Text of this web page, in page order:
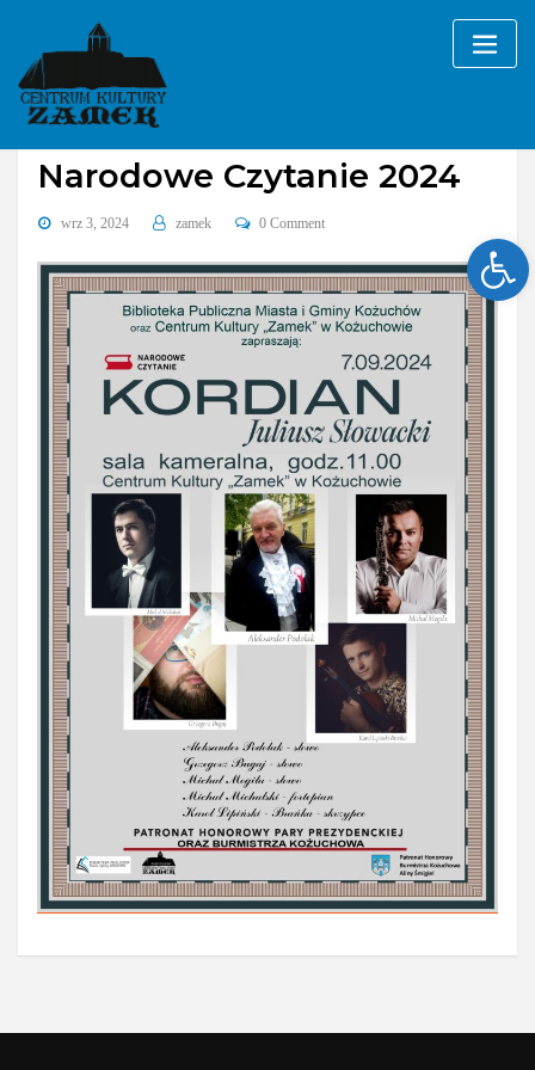
content
Bez kategorii
Narodowe Czytanie 2024
wrz 3, 2024 zamek 0 Comment